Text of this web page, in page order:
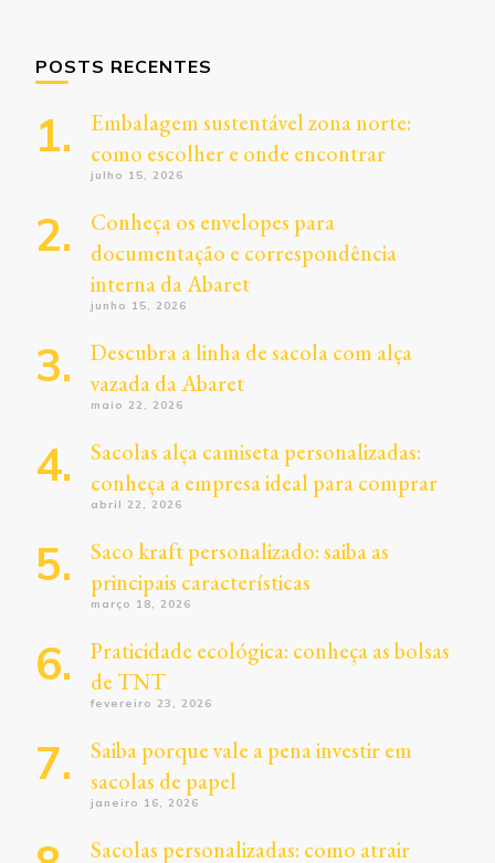
POSTS RECENTES
Embalagem sustentável zona norte:
como escolher e onde encontrar
julho 15, 2026
Conheça os envelopes para
documentação e correspondência
interna da Abaret
junho 15, 2026
Descubra a linha de sacola com alça
vazada da Abaret
maio 22, 2026
Sacolas alça camiseta personalizadas:
conheça a empresa ideal para comprar
abril 22, 2026
Saco kraft personalizado: saiba as
principais características
março 18, 2026
Praticidade ecológica: conheça as bolsas
de TNT
fevereiro 23, 2026
Saiba porque vale a pena investir em
sacolas de papel
janeiro 16, 2026
Sacolas personalizadas: como atrair